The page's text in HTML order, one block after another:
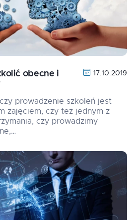
obecne i
17.10.2019
prowadzenie szkoleń jest
zajęciem, czy też jednym z
czy prowadzimy